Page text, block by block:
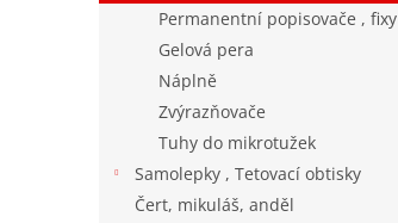
Permanentní popisovače , fixy
Gelová pera
Náplně
Zvýrazňovače
Tuhy do mikrotužek
Samolepky , Tetovací obtisky
Čert, mikuláš, anděl